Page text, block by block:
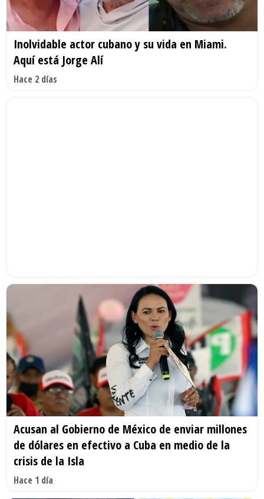
Inolvidable actor cubano y su vida en Miami.
Aquí está Jorge Alí
Hace 2 días
Acusan al Gobierno de México de enviar millones
de dólares en efectivo a Cuba en medio de la
crisis de la Isla
Hace 1 día